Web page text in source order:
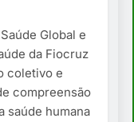
Global e
da Fiocruz
coletivo e
compreensão
saúde humana